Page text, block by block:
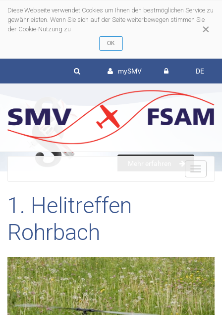
×
Diese Webseite verwendet Cookies um Ihnen den bestmöglichen Service zu
gewährleisten. Wenn Sie sich auf der Seite weiterbewegen stimmen Sie
der Cookie-Nutzung zu
mySMV DE
1. Helitreffen
Rohrbach